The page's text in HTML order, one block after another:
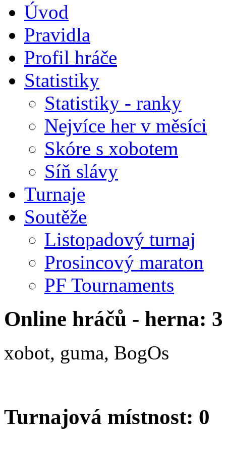
Úvod
Pravidla
Profil hráče
Statistiky
Statistiky - ranky
Nejvíce her v měsíci
Skóre s xobotem
Síň slávy
Turnaje
Soutěže
Listopadový turnaj
Prosincový maraton
PF Tournaments
Online hráčů - herna: 3
xobot, guma, BogOs
Turnajová místnost: 0